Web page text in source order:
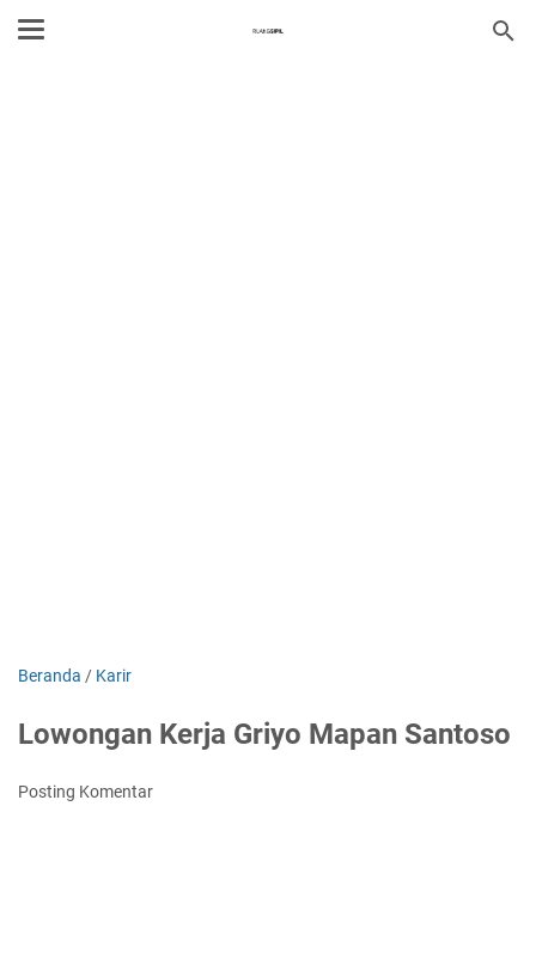
Beranda / Karir
Lowongan Kerja Griyo Mapan Santoso
Posting Komentar